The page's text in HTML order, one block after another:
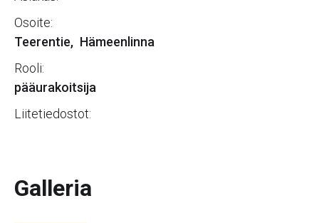
Osoite:
Teerentie, Hämeenlinna
Rooli:
pääurakoitsija
Liitetiedostot:
Galleria